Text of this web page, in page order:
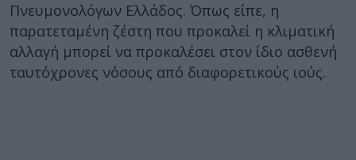
Πνευμονολόγων Ελλάδος. Όπως είπε, η
παρατεταμένη ζέστη που προκαλεί η κλιματική
αλλαγή μπορεί να προκαλέσει στον ίδιο ασθενή
ταυτόχρονες νόσους από διαφορετικούς ιούς.